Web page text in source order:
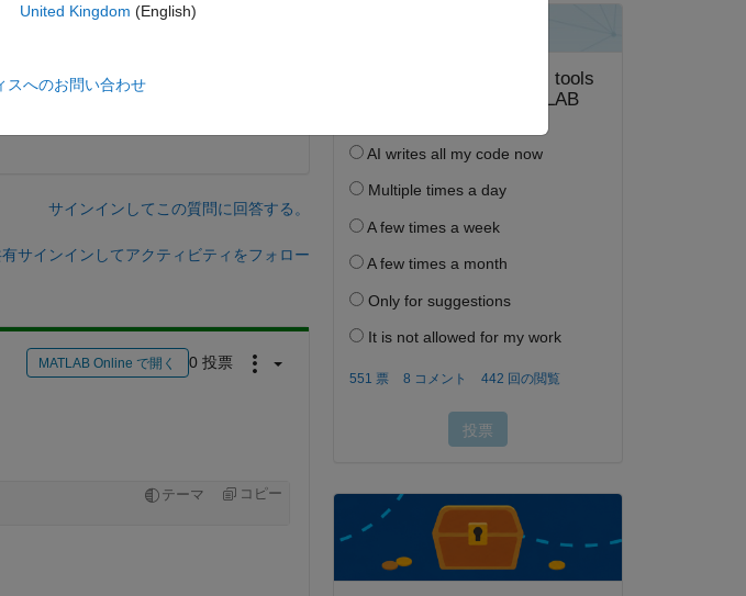
サインインしてこの質問に回答する。
サインインしてアクティビティをフォロー
MATLAB Online で開く 0 投票
テーマ コピー
United Kingdom (English)
スへのお問い合わせ